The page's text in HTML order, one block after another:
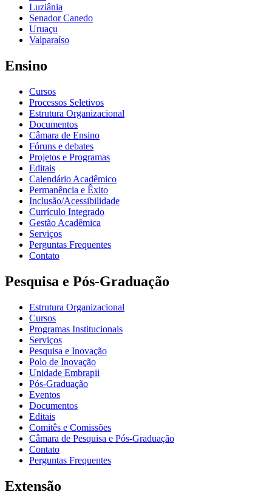
Luziânia
Senador Canedo
Uruaçu
Valparaíso
Ensino
Cursos
Processos Seletivos
Estrutura Organizacional
Documentos
Câmara de Ensino
Fóruns e debates
Projetos e Programas
Editais
Calendário Acadêmico
Permanência e Êxito
Inclusão/Acessibilidade
Currículo Integrado
Gestão Acadêmica
Serviços
Perguntas Frequentes
Contato
Pesquisa e Pós-Graduação
Estrutura Organizacional
Cursos
Programas Institucionais
Serviços
Pesquisa e Inovação
Polo de Inovação
Unidade Embrapii
Pós-Graduação
Eventos
Documentos
Editais
Comitês e Comissões
Câmara de Pesquisa e Pós-Graduação
Contato
Perguntas Frequentes
Extensão